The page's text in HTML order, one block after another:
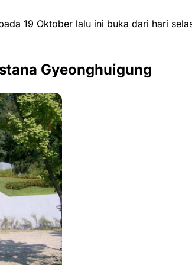
19 Oktober lalu ini buka dari hari
Gyeonghuigung